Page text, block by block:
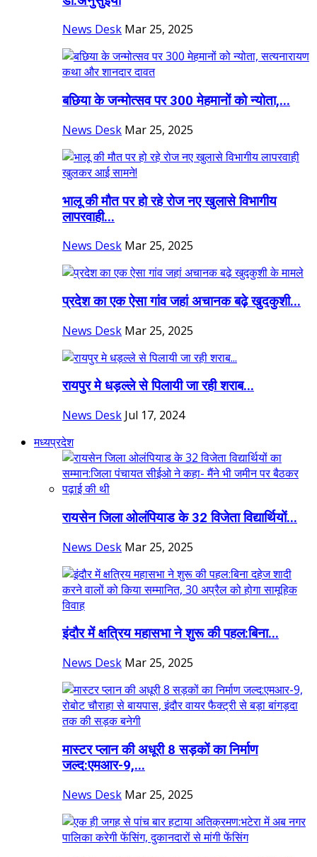
News Desk Mar 25, 2025
बछिया के जन्मोत्सव पर 300 मेहमानों को न्योता,...
News Desk Mar 25, 2025
भालू की मौत पर हो रहे रोज नए खुलासे विभागीय
लापरवाही...
News Desk Mar 25, 2025
प्रदेश का एक ऐसा गांव जहां अचानक बढ़े खुदकुशी...
News Desk Mar 25, 2025
रायपुर मे धड़ल्ले से पिलायी जा रही शराब...
News Desk Jul 17, 2024
मध्यप्रदेश
रायसेन जिला ओलंपियाड के 32 विजेता विद्यार्थियों...
News Desk Mar 25, 2025
इंदौर में क्षत्रिय महासभा ने शुरू की पहल:बिना...
News Desk Mar 25, 2025
मास्टर प्लान की अधूरी 8 सड़कों का निर्माण
जल्द:एमआर-9,...
News Desk Mar 25, 2025